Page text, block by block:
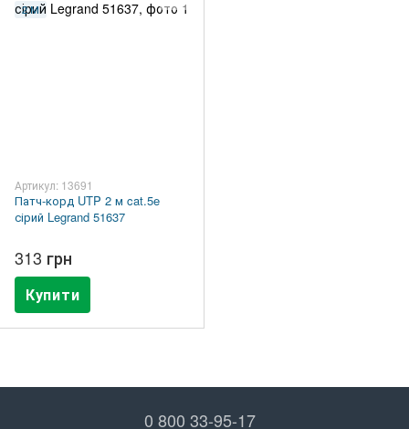
2 М
Артикул: 13691
Патч-корд UTP 2 м cat.5e
сірий Legrand 51637
313 грн
Купити
0 800 33-95-17